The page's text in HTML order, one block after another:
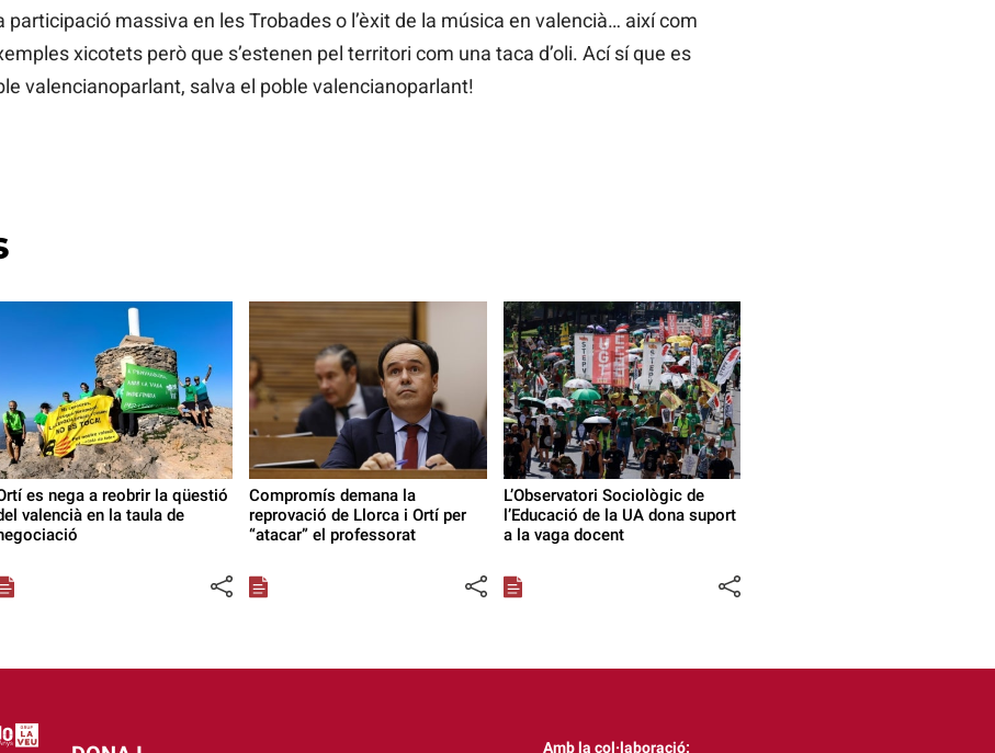
massiva en les Trobades o l’èxit de la música en valencià… així com
xicotets però que s’estenen pel territori com una taca d’oli. Ací sí que es
valencianoparlant, salva el poble valencianoparlant!
es nega a reobrir la qüestió
valencià en la taula de
Compromís demana la
reprovació de Llorca i Ortí per
“atacar” el professorat
L’Observatori Sociològic de
l’Educació de la UA dona suport
a la vaga docent
Amb la col·laboració: